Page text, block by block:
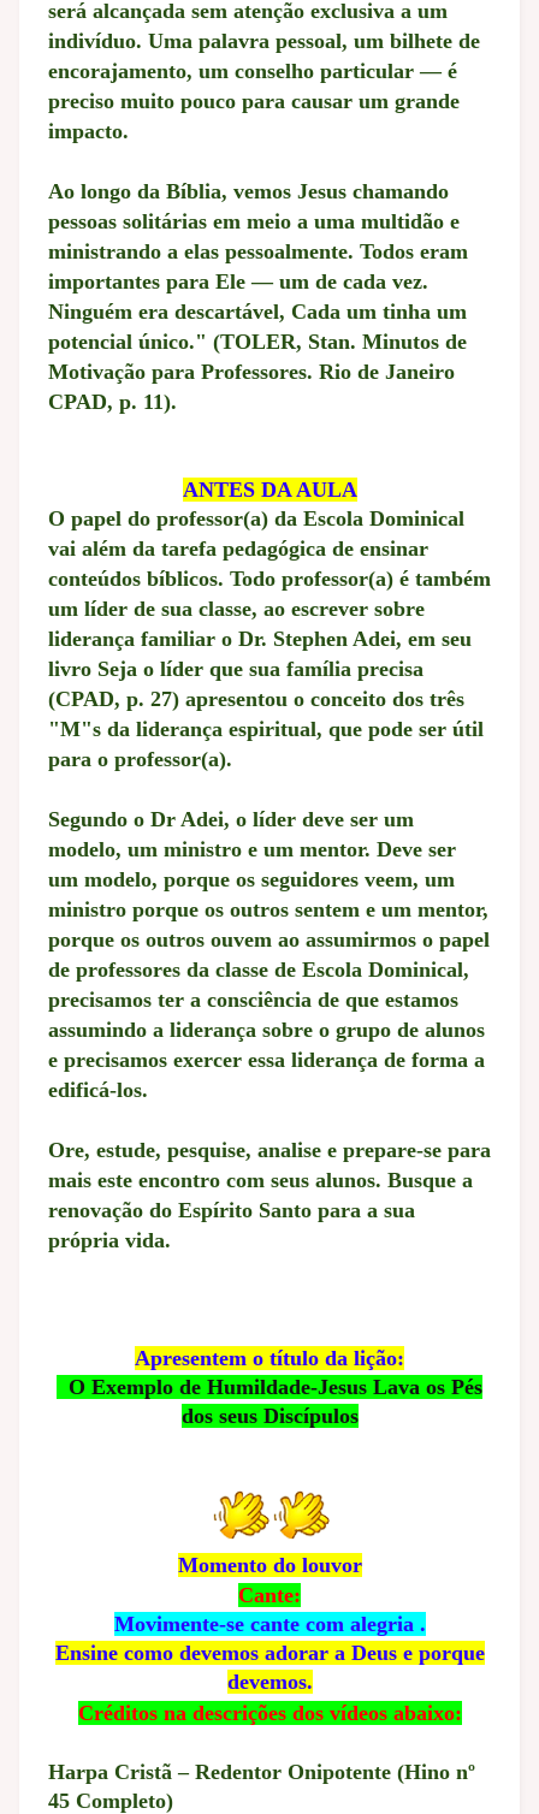
será alcançada sem atenção exclusiva a um
indivíduo. Uma palavra pessoal, um bilhete de
encorajamento, um conselho particular — é
preciso muito pouco para causar um grande
impacto.
Ao longo da Bíblia, vemos Jesus chamando
pessoas solitárias em meio a uma multidão e
ministrando a elas pessoalmente. Todos eram
importantes para Ele — um de cada vez.
Ninguém era descartável, Cada um tinha um
potencial único." (TOLER, Stan. Minutos de
Motivação para Professores. Rio de Janeiro
CPAD, p. 11).
ANTES DA AULA
O papel do professor(a) da Escola Dominical
vai além da tarefa pedagógica de ensinar
conteúdos bíblicos. Todo professor(a) é também
um líder de sua classe, ao escrever sobre
liderança familiar o Dr. Stephen Adei, em seu
livro Seja o líder que sua família precisa
(CPAD, p. 27) apresentou o conceito dos três
"M"s da liderança espiritual, que pode ser útil
para o professor(a).
Segundo o Dr Adei, o líder deve ser um
modelo, um ministro e um mentor. Deve ser
um modelo, porque os seguidores veem, um
ministro porque os outros sentem e um mentor,
porque os outros ouvem ao assumirmos o papel
de professores da classe de Escola Dominical,
precisamos ter a consciência de que estamos
assumindo a liderança sobre o grupo de alunos
e precisamos exercer essa liderança de forma a
edificá-los.
Ore, estude, pesquise, analise e prepare-se para
mais este encontro com seus alunos. Busque a
renovação do Espírito Santo para a sua
própria vida.
Apresentem o título da lição:
O Exemplo de Humildade-Jesus Lava os Pés
dos seus Discípulos
Momento do louvor
Cante:
Movimente-se cante com alegria .
Ensine como devemos adorar a Deus e porque
devemos.
Créditos na descrições dos vídeos abaixo:
Harpa Cristã – Redentor Onipotente (Hino nº
45 Completo)